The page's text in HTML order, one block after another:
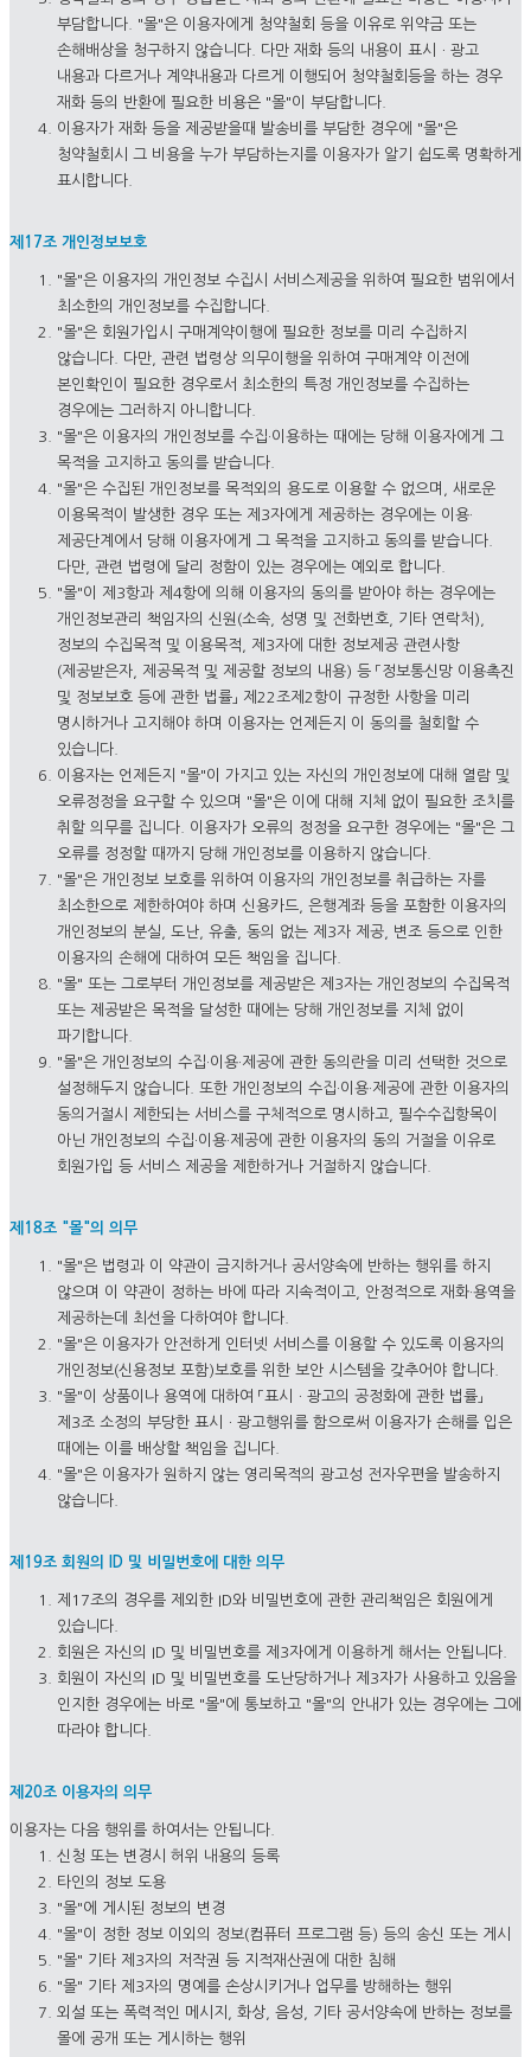
부담합니다. "몰"은 이용자에게 청약철회 등을 이유로 위약금 또는
손해배상을 청구하지 않습니다. 다만 재화 등의 내용이 표시ㆍ광고
내용과 다르거나 계약내용과 다르게 이행되어 청약철회등을 하는 경우
재화 등의 반환에 필요한 비용은 "몰"이 부담합니다.
이용자가 재화 등을 제공받을때 발송비를 부담한 경우에 "몰"은
청약철회시 그 비용을 누가 부담하는지를 이용자가 알기 쉽도록 명확하게
표시합니다.
제17조 개인정보보호
"몰"은 이용자의 개인정보 수집시 서비스제공을 위하여 필요한 범위에서
최소한의 개인정보를 수집합니다.
"몰"은 회원가입시 구매계약이행에 필요한 정보를 미리 수집하지
않습니다. 다만, 관련 법령상 의무이행을 위하여 구매계약 이전에
본인확인이 필요한 경우로서 최소한의 특정 개인정보를 수집하는
경우에는 그러하지 아니합니다.
"몰"은 이용자의 개인정보를 수집·이용하는 때에는 당해 이용자에게 그
목적을 고지하고 동의를 받습니다.
"몰"은 수집된 개인정보를 목적외의 용도로 이용할 수 없으며, 새로운
이용목적이 발생한 경우 또는 제3자에게 제공하는 경우에는 이용·
제공단계에서 당해 이용자에게 그 목적을 고지하고 동의를 받습니다.
다만, 관련 법령에 달리 정함이 있는 경우에는 예외로 합니다.
"몰"이 제3항과 제4항에 의해 이용자의 동의를 받아야 하는 경우에는
개인정보관리 책임자의 신원(소속, 성명 및 전화번호, 기타 연락처),
정보의 수집목적 및 이용목적, 제3자에 대한 정보제공 관련사항
(제공받은자, 제공목적 및 제공할 정보의 내용) 등 「정보통신망 이용촉진
및 정보보호 등에 관한 법률」 제22조제2항이 규정한 사항을 미리
명시하거나 고지해야 하며 이용자는 언제든지 이 동의를 철회할 수
있습니다.
이용자는 언제든지 "몰"이 가지고 있는 자신의 개인정보에 대해 열람 및
오류정정을 요구할 수 있으며 "몰"은 이에 대해 지체 없이 필요한 조치를
취할 의무를 집니다. 이용자가 오류의 정정을 요구한 경우에는 "몰"은 그
오류를 정정할 때까지 당해 개인정보를 이용하지 않습니다.
"몰"은 개인정보 보호를 위하여 이용자의 개인정보를 취급하는 자를
최소한으로 제한하여야 하며 신용카드, 은행계좌 등을 포함한 이용자의
개인정보의 분실, 도난, 유출, 동의 없는 제3자 제공, 변조 등으로 인한
이용자의 손해에 대하여 모든 책임을 집니다.
"몰" 또는 그로부터 개인정보를 제공받은 제3자는 개인정보의 수집목적
또는 제공받은 목적을 달성한 때에는 당해 개인정보를 지체 없이
파기합니다.
"몰"은 개인정보의 수집·이용·제공에 관한 동의란을 미리 선택한 것으로
설정해두지 않습니다. 또한 개인정보의 수집·이용·제공에 관한 이용자의
동의거절시 제한되는 서비스를 구체적으로 명시하고, 필수수집항목이
아닌 개인정보의 수집·이용·제공에 관한 이용자의 동의 거절을 이유로
회원가입 등 서비스 제공을 제한하거나 거절하지 않습니다.
제18조 "몰"의 의무
"몰"은 법령과 이 약관이 금지하거나 공서양속에 반하는 행위를 하지
않으며 이 약관이 정하는 바에 따라 지속적이고, 안정적으로 재화·용역을
제공하는데 최선을 다하여야 합니다.
"몰"은 이용자가 안전하게 인터넷 서비스를 이용할 수 있도록 이용자의
개인정보(신용정보 포함)보호를 위한 보안 시스템을 갖추어야 합니다.
"몰"이 상품이나 용역에 대하여 「표시ㆍ광고의 공정화에 관한 법률」
제3조 소정의 부당한 표시ㆍ광고행위를 함으로써 이용자가 손해를 입은
때에는 이를 배상할 책임을 집니다.
"몰"은 이용자가 원하지 않는 영리목적의 광고성 전자우편을 발송하지
않습니다.
제19조 회원의 ID 및 비밀번호에 대한 의무
제17조의 경우를 제외한 ID와 비밀번호에 관한 관리책임은 회원에게
있습니다.
회원은 자신의 ID 및 비밀번호를 제3자에게 이용하게 해서는 안됩니다.
회원이 자신의 ID 및 비밀번호를 도난당하거나 제3자가 사용하고 있음을
인지한 경우에는 바로 "몰"에 통보하고 "몰"의 안내가 있는 경우에는 그에
따라야 합니다.
제20조 이용자의 의무
이용자는 다음 행위를 하여서는 안됩니다.
신청 또는 변경시 허위 내용의 등록
타인의 정보 도용
"몰"에 게시된 정보의 변경
"몰"이 정한 정보 이외의 정보(컴퓨터 프로그램 등) 등의 송신 또는 게시
"몰" 기타 제3자의 저작권 등 지적재산권에 대한 침해
"몰" 기타 제3자의 명예를 손상시키거나 업무를 방해하는 행위
외설 또는 폭력적인 메시지, 화상, 음성, 기타 공서양속에 반하는 정보를
몰에 공개 또는 게시하는 행위